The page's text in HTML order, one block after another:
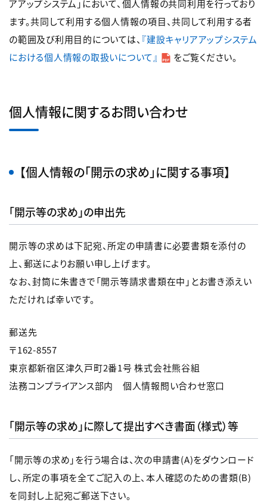
アアップシステム」において、個人情報の共同利用を行っており
ます。共同して利用する個人情報の項目、共同して利用する者
の範囲及び利用目的については、 『建設キャリアアップシステム
における個人情報の取扱いについて』
をご覧ください。
個人情報に関するお問い合わせ
【個人情報の「開示の求め」に関する事項】
「開示等の求め」の申出先
開示等の求めは下記宛、所定の申請書に必要書類を添付の
上、郵送によりお願い申し上げます。
なお、封筒に朱書きで「開示等請求書類在中」とお書き添えい
ただければ幸いです。
郵送先
〒162-8557
東京都新宿区津久戸町2番1号 株式会社熊谷組
法務コンプライアンス部内 個人情報問い合わせ窓口
「開示等の求め」に際して提出すべき書面（様式）等
「開示等の求め」を行う場合は、次の申請書(A)をダウンロード
し、所定の事項を全てご記入の上、本人確認のための書類(B)
を同封し上記宛ご郵送下さい。